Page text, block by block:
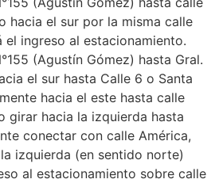
hacia el sur por la misma calle
el ingreso al estacionamiento.
(Agustín Gómez) hasta Gral.
el sur hasta Calle 6 o Santa
hacia el este hasta calle
girar hacia la izquierda hasta
conectar con calle América,
izquierda (en sentido norte)
al estacionamiento sobre calle